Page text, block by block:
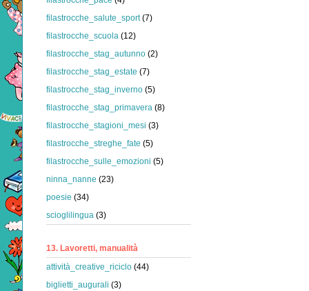
filastrocche_salute_sport (7)
filastrocche_scuola (12)
filastrocche_stag_autunno (2)
filastrocche_stag_estate (7)
filastrocche_stag_inverno (5)
filastrocche_stag_primavera (8)
filastrocche_stagioni_mesi (3)
filastrocche_streghe_fate (5)
filastrocche_sulle_emozioni (5)
ninna_nanne (23)
poesie (34)
scioglilingua (3)
13. Lavoretti, manualità
attività_creative_riciclo (44)
biglietti_augurali (3)